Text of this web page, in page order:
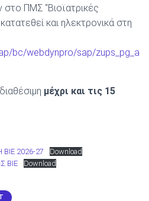
ΠΜΣ “Βιοϊατρικές
και ηλεκτρονικά στη
bc/webdynpro/sap/zups_pg_a
μέχρι και τις 15
2026-27
Download
ΒΙΕ
Download